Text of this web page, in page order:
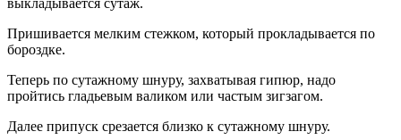
выкладывается сутаж.
Пришивается мелким стежком, который прокладывается по
бороздке.
Теперь по сутажному шнуру, захватывая гипюр, надо
пройтись гладьевым валиком или частым зигзагом.
Далее припуск срезается близко к сутажному шнуру.